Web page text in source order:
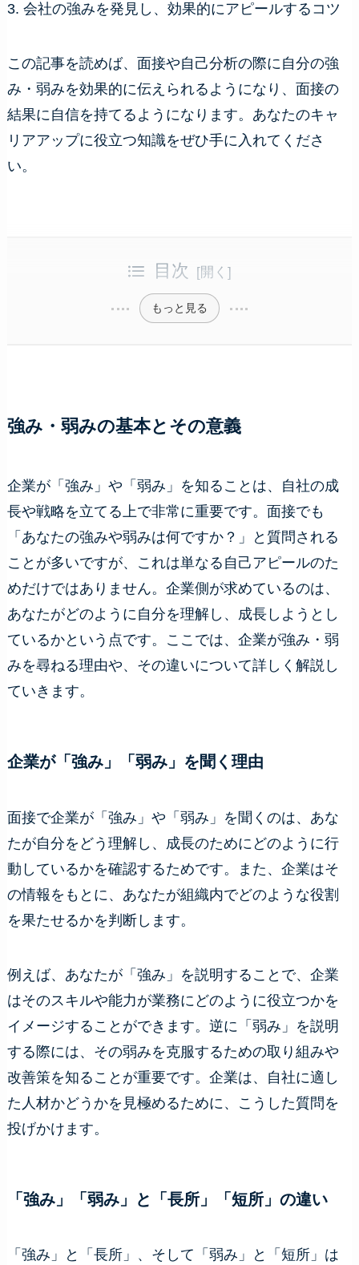
3. 会社の強みを発見し、効果的にアピールするコツ
この記事を読めば、面接や自己分析の際に自分の強
み・弱みを効果的に伝えられるようになり、面接の
結果に自信を持てるようになります。あなたのキャ
リアアップに役立つ知識をぜひ手に入れてくださ
い。
目次
もっと見る
強み・弱みの基本とその意義
企業が「強み」や「弱み」を知ることは、自社の成
長や戦略を立てる上で非常に重要です。面接でも
「あなたの強みや弱みは何ですか？」と質問される
ことが多いですが、これは単なる自己アピールのた
めだけではありません。企業側が求めているのは、
あなたがどのように自分を理解し、成長しようとし
ているかという点です。ここでは、企業が強み・弱
みを尋ねる理由や、その違いについて詳しく解説し
ていきます。
企業が「強み」「弱み」を聞く理由
面接で企業が「強み」や「弱み」を聞くのは、あな
たが自分をどう理解し、成長のためにどのように行
動しているかを確認するためです。また、企業はそ
の情報をもとに、あなたが組織内でどのような役割
を果たせるかを判断します。
例えば、あなたが「強み」を説明することで、企業
はそのスキルや能力が業務にどのように役立つかを
イメージすることができます。逆に「弱み」を説明
する際には、その弱みを克服するための取り組みや
改善策を知ることが重要です。企業は、自社に適し
た人材かどうかを見極めるために、こうした質問を
投げかけます。
「強み」「弱み」と「長所」「短所」の違い
「強み」と「長所」、そして「弱み」と「短所」は